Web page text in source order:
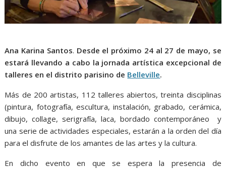
Ana Karina Santos. Desde el próximo 24 al 27 de mayo, se
estará llevando a cabo la jornada artística excepcional de
talleres en el distrito parisino de Belleville.
Más de 200 artistas, 112 talleres abiertos, treinta disciplinas
(pintura, fotografía, escultura, instalación, grabado, cerámica,
dibujo, collage, serigrafía, laca, bordado contemporáneo y
una serie de actividades especiales, estarán a la orden del día
para el disfrute de los amantes de las artes y la cultura.
En dicho evento en que se espera la presencia de